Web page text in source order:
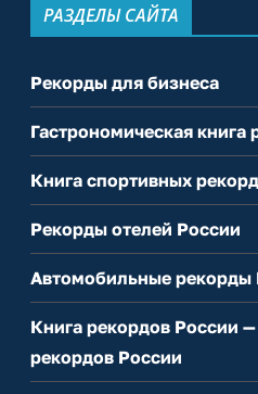
РАЗДЕЛЫ САЙТА
Рекорды для бизнеса
Гастрономическая книга
Книга спортивных
Рекорды отелей России
Автомобильные рекорды
Книга рекордов России
рекордов России